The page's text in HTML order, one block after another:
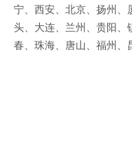
宁、西安、北京、扬州、
头、大连、兰州、贵阳、
春、珠海、唐山、福州、